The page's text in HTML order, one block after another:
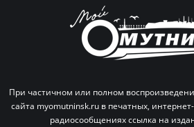
При частичном или полном
сайта myomutninsk.ru в печатных,
радиосообщениях ссылка на